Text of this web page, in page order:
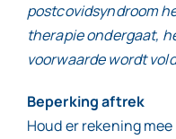
postcovidsyndroom
therapie ondergaat,
voorwaarde wordt
Beperking aftrek
Houd er rekening